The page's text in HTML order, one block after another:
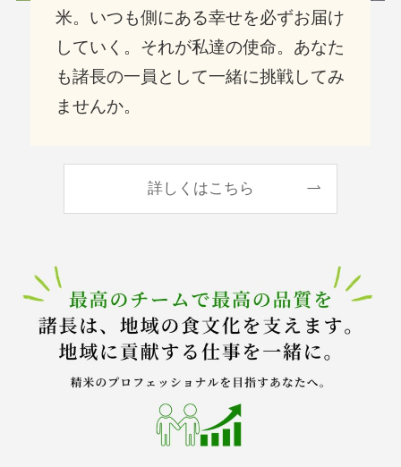
米。いつも側にある幸せを必ずお届け
していく。それが私達の使命。あなた
も諸長の一員として一緒に挑戦してみ
ませんか。
詳しくはこちら